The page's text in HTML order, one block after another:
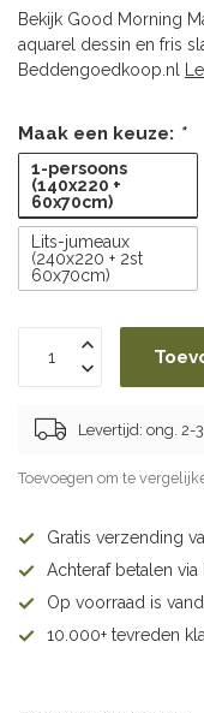
Bekijk Good Morning
aquarel dessin en fris
Beddengoedkoop.nl
Maak een keuze: *
1-persoons
(140x220 +
60x70cm)
Lits-jumeaux
(240x220 + 2st
60x70cm)
Levertijd: ong. 2-
Toevoegen om te
Gratis verzending
Achteraf betalen via
Op voorraad is
10.000+ tevreden